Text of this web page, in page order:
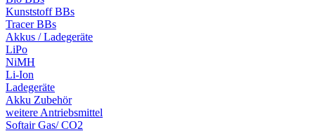
Kunststoff BBs
Tracer BBs
Akkus / Ladegeräte
LiPo
NiMH
Li-Ion
Ladegeräte
Akku Zubehör
weitere Antriebsmittel
Softair Gas/ CO2